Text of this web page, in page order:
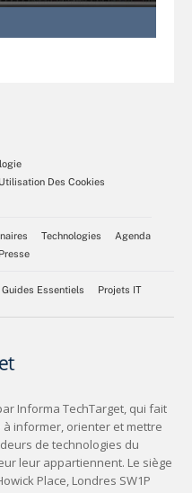
Utilisation Des Cookies
Technologies
Agenda
Guides Essentiels Projets IT